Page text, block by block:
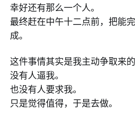
幸好还有那么一个人。
最终赶在中午十二点前，把能
成。
这件事情其实是我主动争取来的
没有人逼我。
也没有人要求我。
只是觉得值得，于是去做。